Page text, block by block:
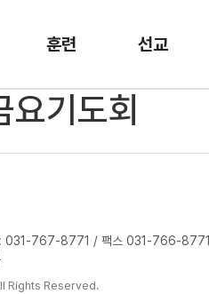
훈련 선교
기도회
: 031-767-8771 / 팩스 031-766-8771
Rights Reserved.